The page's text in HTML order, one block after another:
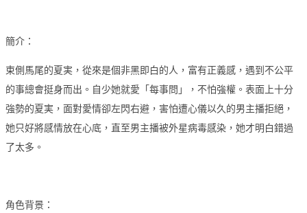
簡介：
束側馬尾的夏実，從來是個非黑即白的人，富有正義感，遇到不公平
的事總會挺身而出。自少她就愛「每事問」，不怕強權。表面上十分
強勢的夏実，面對愛情卻左閃右避，害怕遭心儀以久的男主播拒絕，
她只好將感情放在心底，直至男主播被外星病毒感染，她才明白錯過
了太多。
角色背景：